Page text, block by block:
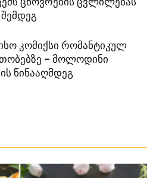
კომიქსი რომანტიკულ
– მოლოდინი
წინააღმდეგ